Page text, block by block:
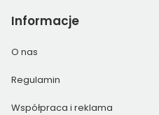
Informacje
O nas
Regulamin
Współpraca i reklama